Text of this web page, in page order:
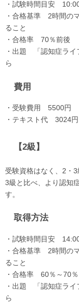
・試験時間目安
・合格基準 2時間の
ること
・合格率 70％前後
・出題 「認知症ラ
ら
費用
・受験費用 5500円
・テキスト代 3024円
【2級】
受験資格はなく、2・3
3級と比べ、より認知
す。
取得方法
・試験時間目安
・合格基準 2時間の
ること
・合格率 60％～70％
・出題 「認知症ラ
ら